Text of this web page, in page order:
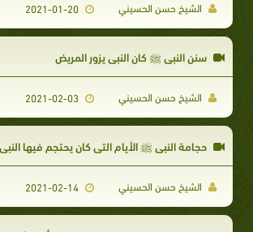
الشيخ حسن الحسيني 2021-01-20
سنن النبي ﷺ كان النبي يزور المريض
الشيخ حسن الحسيني 2021-02-03
حجامة النبي ﷺ الأيام التي كان يحتجم فيها
الشيخ حسن الحسيني 2021-02-14